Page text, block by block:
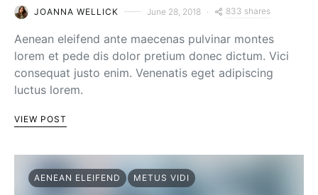
JOANNA WELLICK June 28, 2018 833 shares
Aenean eleifend ante maecenas pulvinar montes
lorem et pede dis dolor pretium donec dictum. Vici
consequat justo enim. Venenatis eget adipiscing
luctus lorem.
VIEW POST
AENEAN ELEIFEND METUS VIDI